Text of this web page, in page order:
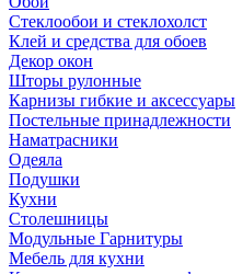
Стеклообои и стеклохолст
Клей и средства для обоев
Декор окон
Шторы рулонные
Карнизы гибкие и аксессуары
Постельные принадлежности
Наматрасники
Одеяла
Подушки
Кухни
Столешницы
Модульные Гарнитуры
Мебель для кухни